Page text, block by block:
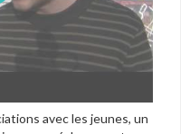
avec les jeunes, un